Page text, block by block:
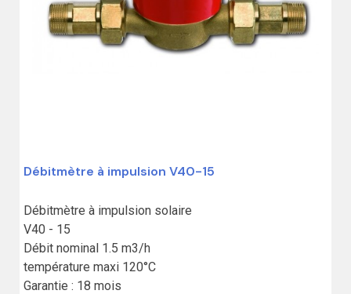
Débitmètre à impulsion V40-15
Débitmètre à impulsion solaire
V40 - 15
Débit nominal 1.5 m3/h
température maxi 120°C
Garantie : 18 mois